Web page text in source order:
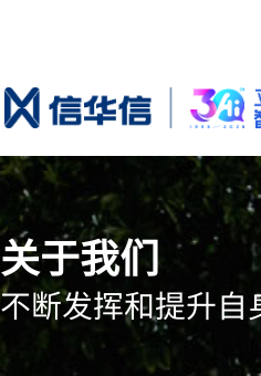
关于我们
不断发挥和提升自